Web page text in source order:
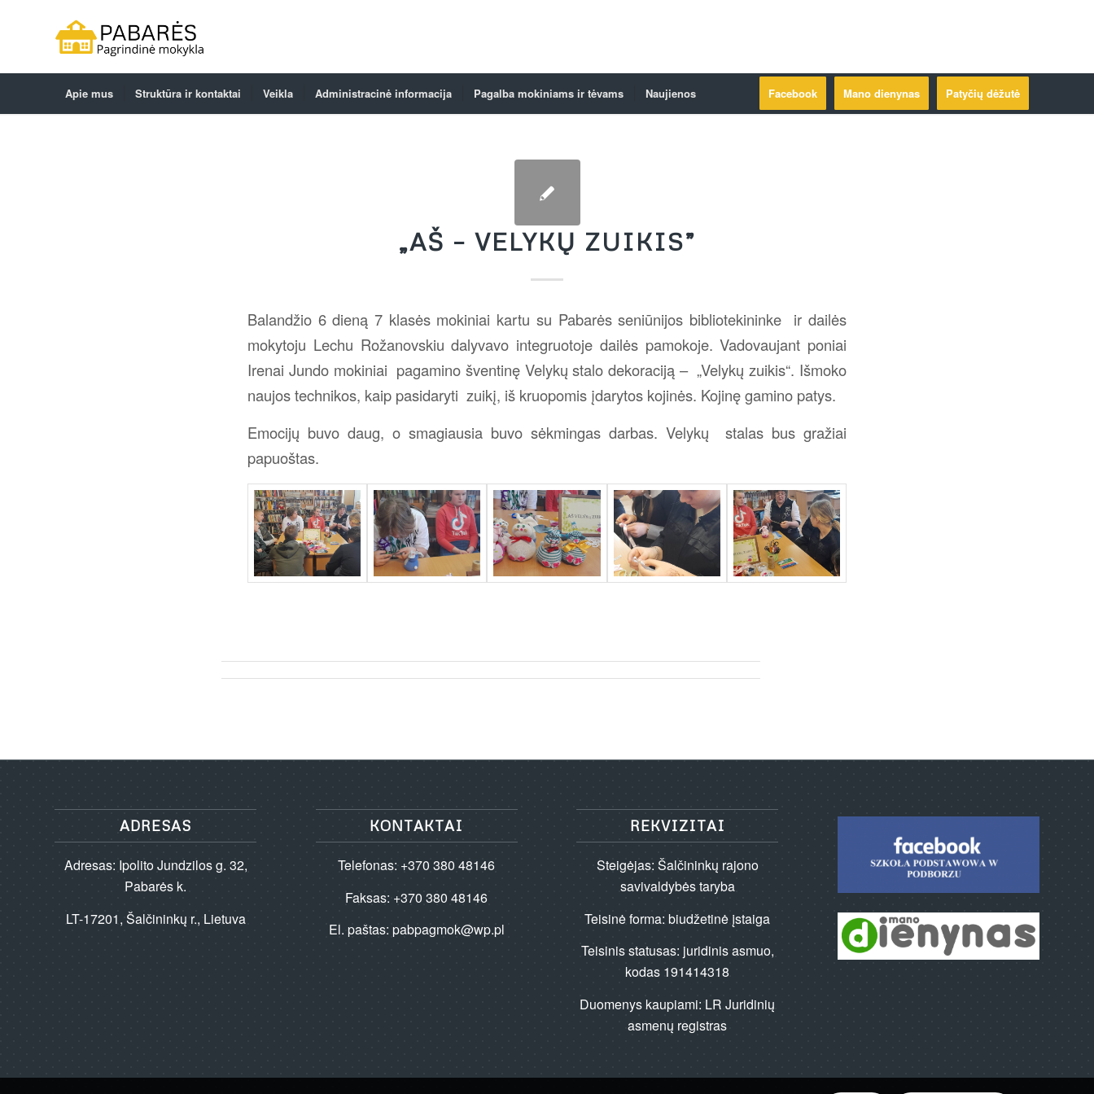
Apie mus Struktūra ir kontaktai Veikla Administracinė informacija Pagalba mokiniams ir tėvams Naujienos Patyčių dėžutė
Mano dienynas
Facebook
„AŠ – VELYKŲ ZUIKIS”
Balandžio 6 dieną 7 klasės mokiniai kartu su Pabarės seniūnijos bibliotekininke ir dailės
mokytoju Lechu Rožanovskiu dalyvavo integruotoje dailės pamokoje. Vadovaujant poniai
Irenai Jundo mokiniai pagamino šventinę Velykų stalo dekoraciją – „Velykų zuikis“. Išmoko
naujos technikos, kaip pasidaryti zuikį, iš kruopomis įdarytos kojinės. Kojinę gamino patys.
Emocijų buvo daug, o smagiausia buvo sėkmingas darbas. Velykų stalas bus gražiai
papuoštas.
ADRESAS
Adresas: Ipolito Jundzilos g. 32,
Pabarės k.
LT-17201, Šalčininkų r., Lietuva
KONTAKTAI
Telefonas: +370 380 48146
Faksas: +370 380 48146
El. paštas: pabpagmok@wp.pl
REKVIZITAI
Steigėjas: Šalčininkų rajono
savivaldybės taryba
Teisinė forma: biudžetinė įstaiga
Teisinis statusas: juridinis asmuo,
kodas 191414318
Duomenys kaupiami: LR Juridinių
asmenų registras